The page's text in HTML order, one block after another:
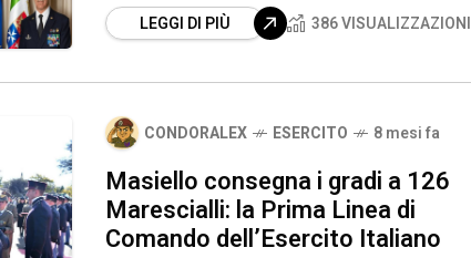
LEGGI DI PIÙ 386 VISUALIZZAZIONI
CONDORALEX ESERCITO 8 mesi fa
Masiello consegna i gradi a 126
Marescialli: la Prima Linea di
Comando dell’Esercito Italiano